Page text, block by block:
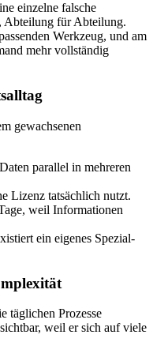
einzelne falsche
, Abteilung für Abteilung.
Werkzeug, und am
mehr vollständig
gewachsenen
parallel in mehreren
Lizenz tatsächlich nutzt.
weil Informationen
ein eigenes Spezial-
täglichen Prozesse
weil er sich auf viele